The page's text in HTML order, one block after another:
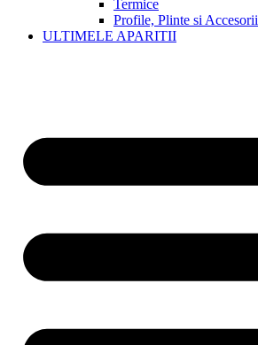
Termice
Profile, Plinte si Accesorii
ULTIMELE APARITII